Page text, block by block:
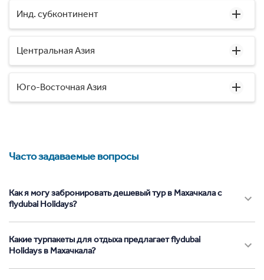
Инд. субконтинент
Центральная Азия
Юго-Восточная Азия
Часто задаваемые вопросы
Как я могу забронировать дешевый тур в Махачкала с
flydubai Holidays?
Какие турпакеты для отдыха предлагает flydubai
Holidays в Махачкала?